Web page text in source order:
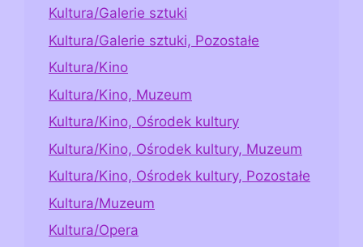
Kultura/Galerie sztuki
Kultura/Galerie sztuki, Pozostałe
Kultura/Kino
Kultura/Kino, Muzeum
Kultura/Kino, Ośrodek kultury
Kultura/Kino, Ośrodek kultury, Muzeum
Kultura/Kino, Ośrodek kultury, Pozostałe
Kultura/Muzeum
Kultura/Opera